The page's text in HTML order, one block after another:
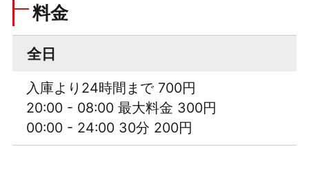
料金
全日
入庫より24時間まで 700円
20:00 - 08:00 最大料金 300円
00:00 - 24:00 30分 200円